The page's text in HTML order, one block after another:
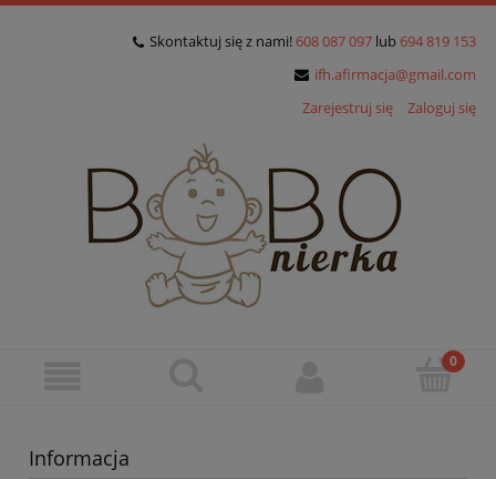
Skontaktuj się z nami! 608 087 097 lub 694 819 153
ifh.afirmacja@gmail.com
Zarejestruj się
Zaloguj się
Informacja